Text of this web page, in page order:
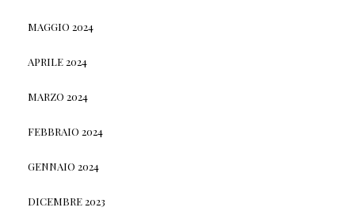
MAGGIO 2024
APRILE 2024
MARZO 2024
FEBBRAIO 2024
GENNAIO 2024
DICEMBRE 2023